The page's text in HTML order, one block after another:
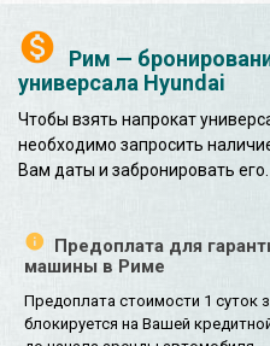
Рим —
универсала Hyundai
Чтобы взять напрокат
необходимо запросить
Вам даты и забронировать его.
Предоплата для
машины в Риме
Предоплата стоимости 1 суток
блокируется на Вашей